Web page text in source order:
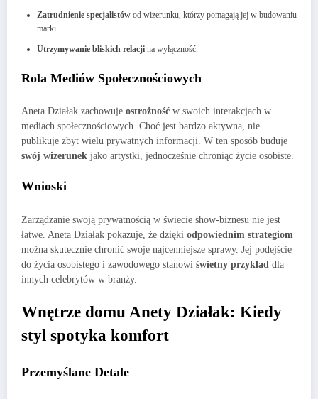
Zatrudnienie specjalistów od wizerunku, którzy pomagają jej w budowaniu
marki.
Utrzymywanie bliskich relacji na wyłączność.
Rola Mediów Społecznościowych
Aneta Działak zachowuje ostrożność w swoich interakcjach w
mediach społecznościowych. Choć jest bardzo aktywna, nie
publikuje zbyt wielu prywatnych informacji. W ten sposób buduje
swój wizerunek jako artystki, jednocześnie chroniąc życie osobiste.
Wnioski
Zarządzanie swoją prywatnością w świecie show-biznesu nie jest
łatwe. Aneta Działak pokazuje, że dzięki odpowiednim strategiom
można skutecznie chronić swoje najcenniejsze sprawy. Jej podejście
do życia osobistego i zawodowego stanowi świetny przykład dla
innych celebrytów w branży.
Wnętrze domu Anety Działak: Kiedy
styl spotyka komfort
Przemyślane Detale